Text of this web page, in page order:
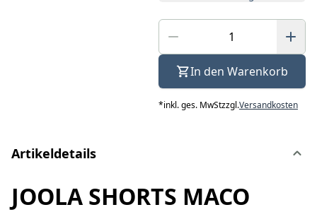
In den Warenkorb
*inkl. ges. MwStzzgl.Versandkosten
Artikeldetails
JOOLA SHORTS MACO